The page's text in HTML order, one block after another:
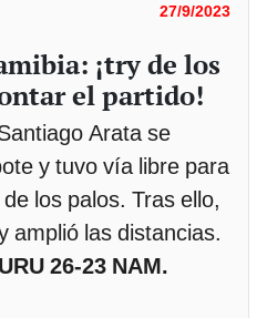
27/9/2023
¡try de los
el partido!
Arata se
y tuvo vía libre para
los palos. Tras ello,
amplió las distancias.
26-23 NAM.